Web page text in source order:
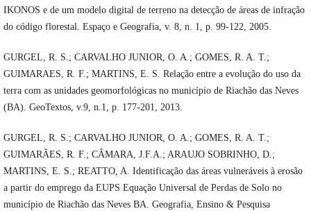
IKONOS e de um modelo digital de terreno na detecção de áreas de infração
do código florestal. Espaço e Geografia, v. 8, n. 1, p. 99-122, 2005.
GURGEL, R. S.; CARVALHO JUNIOR, O. A.; GOMES, R. A. T.;
GUIMARAES, R. F.; MARTINS, E. S. Relação entre a evolução do uso da
terra com as unidades geomorfológicas no município de Riachão das Neves
(BA). GeoTextos, v.9, n.1, p. 177-201, 2013.
GURGEL, R. S.; CARVALHO JUNIOR, O. A.; GOMES, R. A. T.;
GUIMARÃES, R. F.; CÂMARA, J.F.A.; ARAUJO SOBRINHO, D.;
MARTINS, E. S.; REATTO, A. Identificação das áreas vulneráveis à erosão
a partir do emprego da EUPS Equação Universal de Perdas de Solo no
município de Riachão das Neves BA. Geografia, Ensino & Pesquisa